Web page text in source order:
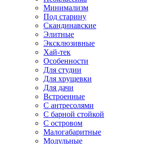
Минимализм
Под старину
Скандинавские
Элитные
Эксклюзивные
Хай-тек
Особенности
Для студии
Для хрущевки
Для дачи
Встроенные
С антресолями
С барной стойкой
С островом
Малогабаритные
Модульные